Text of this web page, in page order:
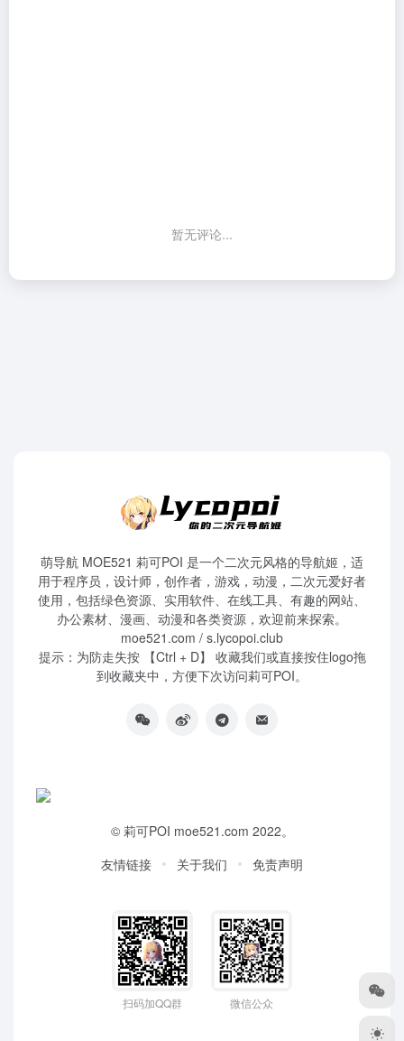
暂无评论...
萌导航 MOE521 莉可POI 是一个二次元风格的导航姬，适
用于程序员，设计师，创作者，游戏，动漫，二次元爱好者
使用，包括绿色资源、实用软件、在线工具、有趣的网站、
办公素材、漫画、动漫和各类资源，欢迎前来探索。
moe521.com / s.lycopoi.club
提示：为防走失按 【Ctrl + D】 收藏我们或直接按住logo拖
到收藏夹中，方便下次访问莉可POI。
© 莉可POI moe521.com 2022。
友情链接
关于我们 免责声明
扫码加QQ群 微信公众